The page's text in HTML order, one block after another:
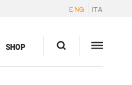
ENG ITA
SHOP